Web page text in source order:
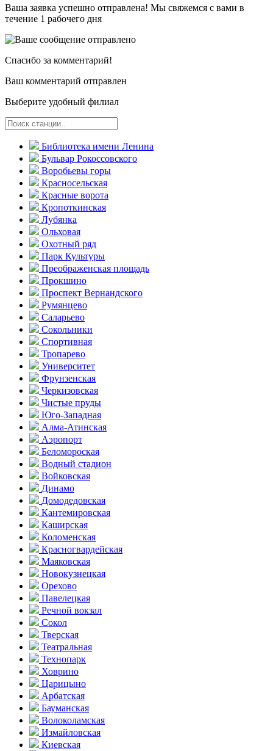
Ваша заявка успешно отправлена! Мы свяжемся с вами в
течение 1 рабочего дня
Спасибо за комментарий!
Ваш комментарий отправлен
Выберите удобный филиал
Библиотека имени Ленина
Бульвар Рокоссовского
Воробьевы горы
Красно­сельская
Красные ворота
Кропоткинс­кая
Лубянка
Ольховая
Охотный ряд
Парк Культуры
Преобра­женская площадь
Прокшино
Проспект Вернандского
Румянцево
Саларьево
Сокольники
Спортивная
Тропарево
Университет
Фрунзенская
Черкизовская
Чистые пруды
Юго-Западная
Алма-Атинская
Аэропорт
Беломороская
Водный стадион
Войковская
Динамо
Домоде­довская
Кантеми­ровская
Каширская
Коломенская
Красногвар­дейская
Маяковская
Новокузнецкая
Орехово
Павелецкая
Речной вокзал
Сокол
Тверская
Театральная
Технопарк
Ховрино
Царицыно
Арбатская
Бауманская
Волоколамская
Измайловская
Киевская